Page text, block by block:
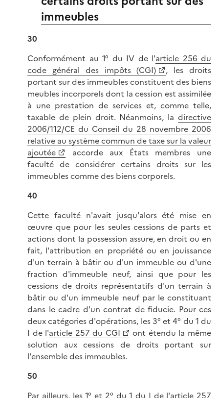
immeubles
30
Conformément au 1° du IV de l'article 256 du
code général des impôts (CGI)
, les droits
portant sur des immeubles constituent des biens
meubles incorporels dont la cession est assimilée
à une prestation de services et, comme telle,
taxable de plein droit. Néanmoins, la directive
2006/112/CE du Conseil du 28 novembre 2006
relative au système commun de taxe sur la valeur
ajoutée
accorde aux États membres une
faculté de considérer certains droits sur les
immeubles comme des biens corporels.
40
Cette faculté n'avait jusqu'alors été mise en
œuvre que pour les seules cessions de parts et
actions dont la possession assure, en droit ou en
fait, l'attribution en propriété ou en jouissance
d'un terrain à bâtir ou d'un immeuble ou d'une
fraction d'immeuble neuf, ainsi que pour les
cessions de droits représentatifs d'un terrain à
bâtir ou d'un immeuble neuf par le constituant
dans le cadre d'un contrat de fiducie. Pour ces
deux catégories d'opérations, les 3° et 4° du 1 du
I de l'article 257 du CGI
ont étendu la même
solution aux cessions de droits portant sur
l'ensemble des immeubles.
50
Par ailleurs, les 1° et 2° du 1 du I de l'article 257